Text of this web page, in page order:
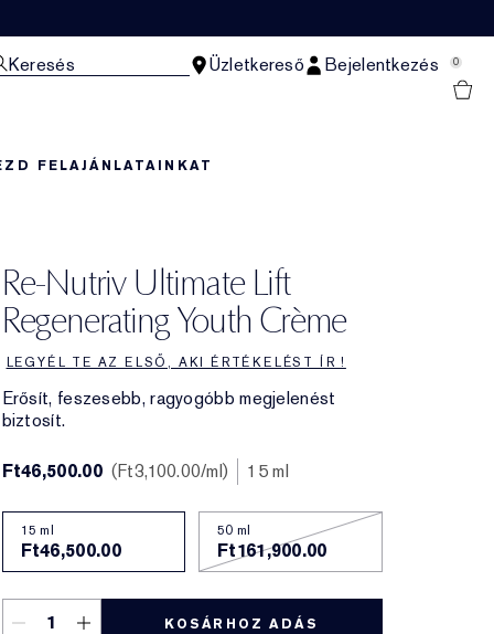
Keresés Üzletkereső Bejelentkezés 0
FELAJÁNLATAINKAT
Re-Nutriv Ultimate Lift
Regenerating Youth Crème
LEGYÉL TE AZ ELSŐ, AKI ÉRTÉKELÉST ÍR !
Erősít, feszesebb, ragyogóbb megjelenést
biztosít.
Ft46,500.00 Ft3,100.00/ml 15 ml
15 ml
Ft46,500.00
50 ml
Ft161,900.00
KOSÁRHOZ ADÁS